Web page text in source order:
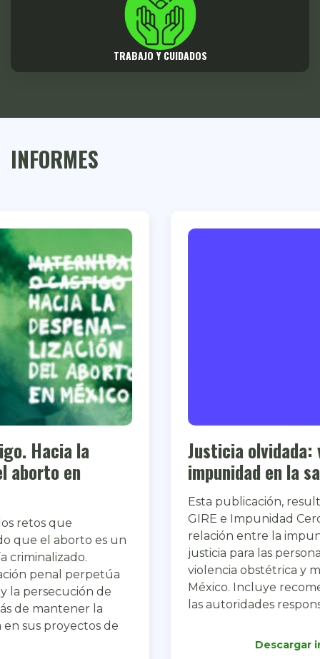
TRABAJO Y CUIDADOS
INFORMES
Justicia olvidada: violencia e
impunidad en la salud reproductiva
Esta publicación, resultado del trabajo de
GIRE e Impunidad Cero, busca visibilizar la
relación entre la impunidad y el acceso a la
justicia para las personas sobrevivientes de
violencia obstétrica y muerte materna en
México. Incluye recomendaciones dirigidas a
las autoridades responsables.
Ver sitio open_in_new